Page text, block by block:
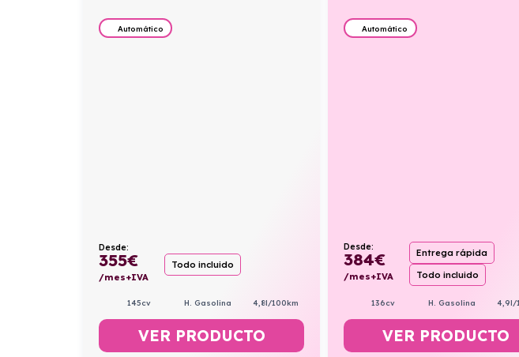
Automático
Desde:
355€
/mes+IVA
Todo incluido
145cv H. Gasolina 4,8l/100km
VER PRODUCTO
Automático
Desde:
384€
/mes+IVA
Entrega rápida
Todo incluido
136cv H. Gasolina 4,9l/
VER PRODUCTO